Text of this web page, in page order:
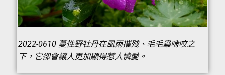
2022-0610 蔓性野牡丹在風雨摧殘、毛毛蟲啃咬之
下，它卻會讓人更加顯得惹人憐愛。